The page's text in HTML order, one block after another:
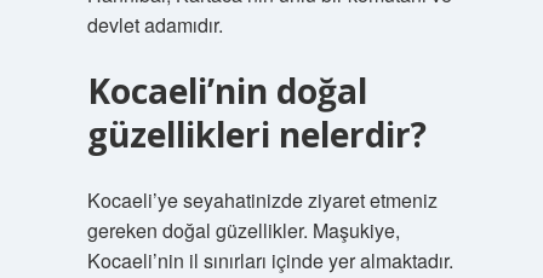
devlet adamıdır.
Kocaeli’nin doğal
güzellikleri nelerdir?
Kocaeli’ye seyahatinizde ziyaret etmeniz
gereken doğal güzellikler. Maşukiye,
Kocaeli’nin il sınırları içinde yer almaktadır.